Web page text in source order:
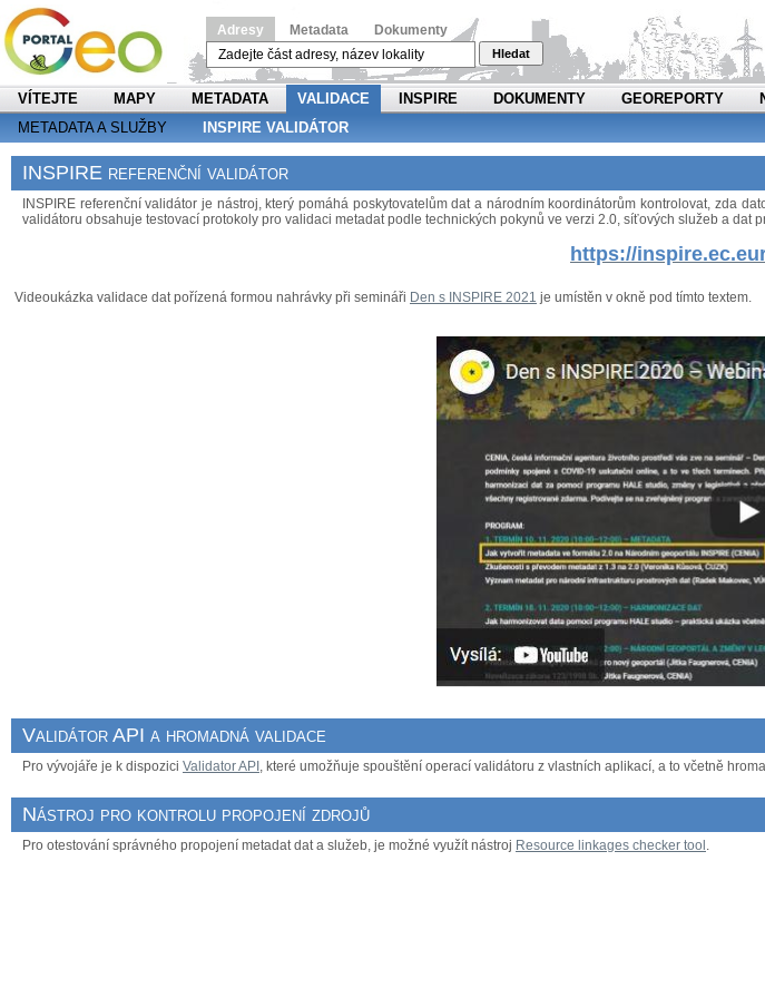
Adresy Metadata Dokumenty
Hledat
VÍTEJTE MAPY METADATA VALIDACE INSPIRE DOKUMENTY GEOREPORTY
METADATA A SLUŽBY
INSPIRE VALIDÁTOR
INSPIRE referenční validátor
INSPIRE referenční validátor je nástroj, který pomáhá poskytovatelům dat a národním koordinátorům kontrolovat, zda
validátoru obsahuje testovací protokoly pro validaci metadat podle technických pokynů ve verzi 2.0, síťových služeb a dat
https://
Videoukázka validace dat pořízená formou nahrávky při semináři Den s INSPIRE 2021 je umístěn v okně pod tímto textem.
Validátor API a hromadná validace
Pro vývojáře je k dispozici Validator API , které umožňuje spouštění operací validátoru z vlastních aplikací, a to včetně
Nástroj pro kontrolu propojení zdrojů
Pro otestování správného propojení metadat dat a služeb, je možné využít nástroj Resource linkages checker tool .